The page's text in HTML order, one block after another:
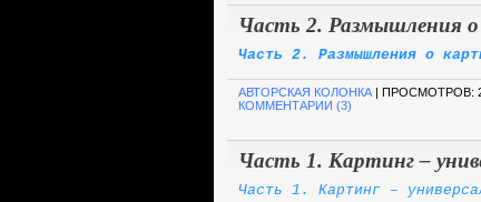
Часть 2. Размышления о
Часть 2. Размышления о
АВТОРСКАЯ КОЛОНКА | ПРОСМОТРОВ:
КОММЕНТАРИИ (3)
Часть 1. Картинг –
Часть 1. Картинг –